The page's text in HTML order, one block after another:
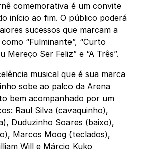
comemorativa é um convite
início ao fim. O público poderá
sucessos que marcam a
“Fulminante”, “Curto
Mereço Ser Feliz” e “A Três”.
musical que é sua marca
sobe ao palco da Arena
bem acompanhado por um
Raul Silva (cavaquinho),
Duduzinho Soares (baixo),
Marcos Moog (teclados),
Will e Márcio Kuko